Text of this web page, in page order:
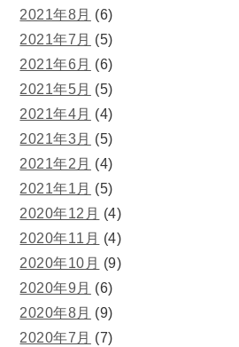
2021年8月 (6)
2021年7月 (5)
2021年6月 (6)
2021年5月 (5)
2021年4月 (4)
2021年3月 (5)
2021年2月 (4)
2021年1月 (5)
2020年12月 (4)
2020年11月 (4)
2020年10月 (9)
2020年9月 (6)
2020年8月 (9)
2020年7月 (7)